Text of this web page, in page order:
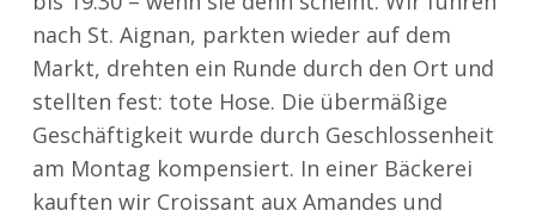
nach St. Aignan, parkten wieder auf dem
Markt, drehten ein Runde durch den Ort und
stellten fest: tote Hose. Die übermäßige
Geschäftigkeit wurde durch Geschlossenheit
am Montag kompensiert. In einer Bäckerei
kauften wir Croissant aux Amandes und